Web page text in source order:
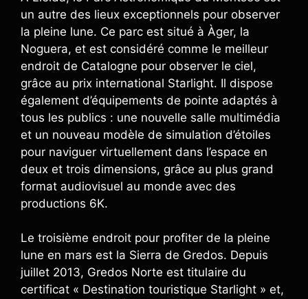
un autre des lieux exceptionnels pour observer
la pleine lune. Ce parc est situé à Àger, la
Noguera, et est considéré comme le meilleur
endroit de Catalogne pour observer le ciel,
grâce au prix international Starlight. Il dispose
également d’équipements de pointe adaptés à
tous les publics : une nouvelle salle multimédia
et un nouveau modèle de simulation d’étoiles
pour naviguer virtuellement dans l’espace en
deux et trois dimensions, grâce au plus grand
format audiovisuel au monde avec des
productions 6K.
Le troisième endroit pour profiter de la pleine
lune en mars est la Sierra de Gredos. Depuis
juillet 2013, Gredos Norte est titulaire du
certificat « Destination touristique Starlight » et,